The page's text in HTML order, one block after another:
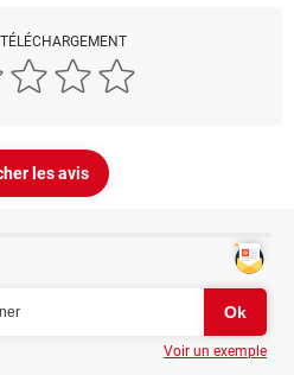
les avis
Voir un exemple